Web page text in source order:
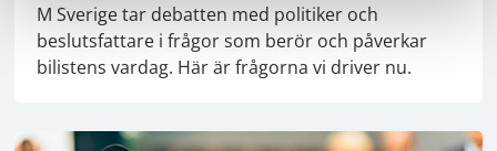
M Sverige tar debatten med politiker och
beslutsfattare i frågor som berör och påverkar
bilistens vardag. Här är frågorna vi driver nu.